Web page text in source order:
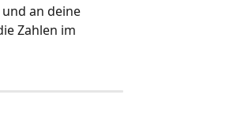
an deine
Zahlen im